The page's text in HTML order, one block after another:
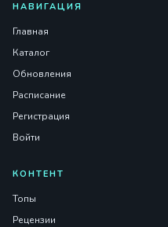
НАВИГАЦИЯ
Главная
Каталог
Обновления
Расписание
Регистрация
Войти
КОНТЕНТ
Топы
Рецензии